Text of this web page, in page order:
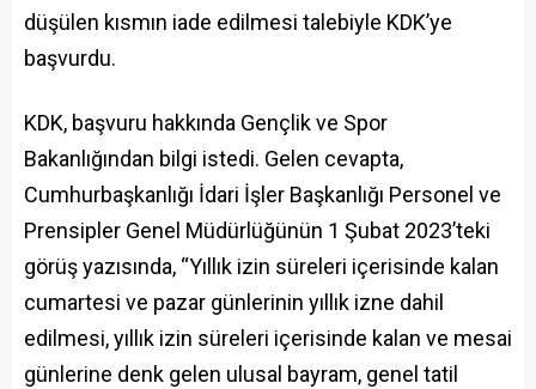
düşülen kısmın iade edilmesi talebiyle KDK’ye
başvurdu.
KDK, başvuru hakkında Gençlik ve Spor
Bakanlığından bilgi istedi. Gelen cevapta,
Cumhurbaşkanlığı İdari İşler Başkanlığı Personel ve
Prensipler Genel Müdürlüğünün 1 Şubat 2023’teki
görüş yazısında, “Yıllık izin süreleri içerisinde kalan
cumartesi ve pazar günlerinin yıllık izne dahil
edilmesi, yıllık izin süreleri içerisinde kalan ve mesai
günlerine denk gelen ulusal bayram, genel tatil